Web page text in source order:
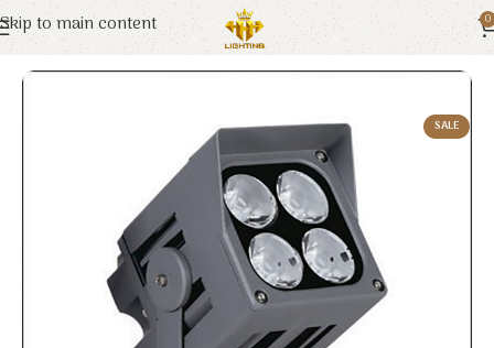
Skip to main content 0
Trang chủ Euroto Đèn LED
SALE